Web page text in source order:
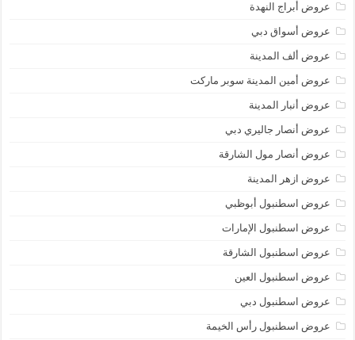
عروض أبراج النهدة
عروض أسواق دبي
عروض ألف المدينة
عروض أمين المدينة سوبر ماركت
عروض أنبار المدينة
عروض أنصار جاليري دبي
عروض أنصار مول الشارقة
عروض ازهر المدينة
عروض اسطنبول أبوظبي
عروض اسطنبول الإمارات
عروض اسطنبول الشارقة
عروض اسطنبول العين
عروض اسطنبول دبي
عروض اسطنبول رأس الخيمة